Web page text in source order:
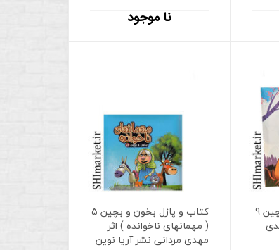
نا موجود
کتاب و پازل بخون و بچین 9
کتاب و پازل بخون و بچین 5
( مهمانهای ناخوانده ) اثر
مهدی مردانی نشر آریا نوین